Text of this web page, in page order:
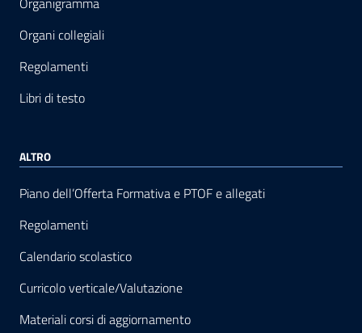
Organi collegiali
Regolamenti
Libri di testo
ALTRO
Piano dell’Offerta Formativa e PTOF e allegati
Regolamenti
Calendario scolastico
Curricolo verticale/Valutazione
Materiali corsi di aggiornamento